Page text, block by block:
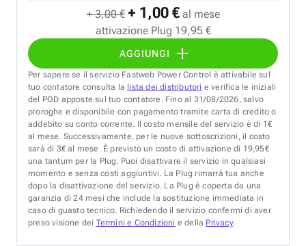
+ 3,00 € + 1,00 € al mese
attivazione Plug 19,95 €
AGGIUNGI
Per sapere se il servizio Fastweb Power Control è attivabile sul
tuo contatore consulta la lista dei distributori e verifica le iniziali
del POD apposte sul tuo contatore. Fino al 31/08/2026, salvo
proroghe e disponibile con pagamento tramite carta di credito o
addebito su conto corrente. Il costo mensile del servizio è di 1€
al mese. Successivamente, per le nuove sottoscrizioni, il costo
sarà di 3€ al mese. È previsto un costo di attivazione di 19,95€
una tantum per la Plug. Puoi disattivare il servizio in qualsiasi
momento e senza costi aggiuntivi. La Plug rimarrà tua anche
dopo la disattivazione del servizio. La Plug è coperta da una
garanzia di 24 mesi che include la sostituzione immediata in
caso di guasto tecnico. Richiedendo il servizio confermi di aver
preso visione dei Termini e Condizioni e della Privacy.